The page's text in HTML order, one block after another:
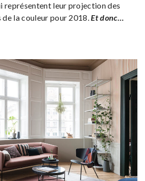
représentent leur projection des
de la couleur pour 2018.Et donc…